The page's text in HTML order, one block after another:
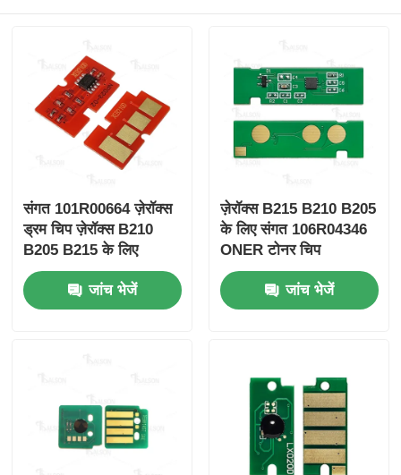
संगत 101R00664 ज़ेरॉक्स
ड्रम चिप ज़ेरॉक्स B210
B205 B215 के लिए
जांच भेजें
ज़ेरॉक्स B215 B210 B205
के लिए संगत 106R04346
ONER टोनर चिप
जांच भेजें